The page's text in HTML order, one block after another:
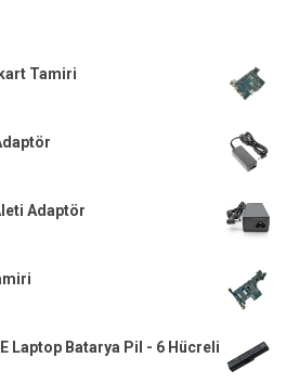
Tamiri
Adaptör
Laptop Batarya Pil - 6 Hücreli